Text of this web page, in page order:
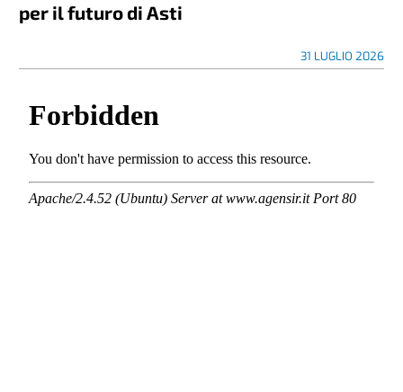
per il futuro di Asti
31 LUGLIO 2026